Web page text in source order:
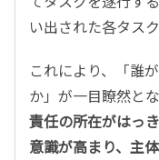
い出された各タス
これにより、「誰
か」が一目瞭然と
責任の所在がはっ
意識が高まり、主